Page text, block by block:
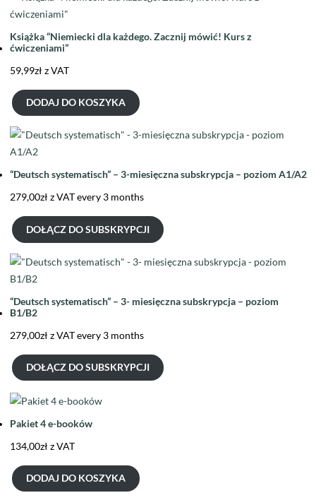
Książka “Niemiecki dla każdego. Zacznij mówić! Kurs z
ćwiczeniami”
59,99zł z VAT
DODAJ DO KOSZYKA
“Deutsch systematisch” – 3-miesięczna subskrypcja – poziom A1/A2
279,00zł z VAT every 3 months
DOŁĄCZ DO SUBSKRYPCJI
“Deutsch systematisch” – 3- miesięczna subskrypcja – poziom
B1/B2
279,00zł z VAT every 3 months
DOŁĄCZ DO SUBSKRYPCJI
Pakiet 4 e-booków
134,00zł z VAT
DODAJ DO KOSZYKA